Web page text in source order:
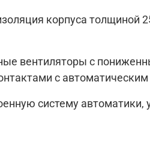
корпуса толщиной
вентиляторы с
с
систему автоматики,